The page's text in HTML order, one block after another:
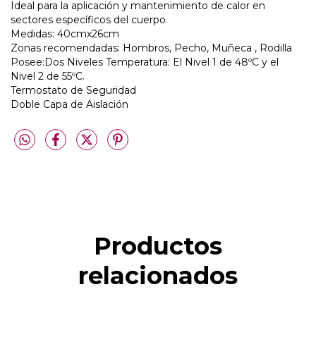
Ideal para la aplicación y mantenimiento de calor en
sectores específicos del cuerpo.
Medidas: 40cmx26cm
Zonas recomendadas: Hombros, Pecho, Muñeca , Rodilla
Posee:Dos Niveles Temperatura: El Nivel 1 de 48ºC y el
Nivel 2 de 55ºC.
Termostato de Seguridad
Doble Capa de Aislación
Productos
relacionados